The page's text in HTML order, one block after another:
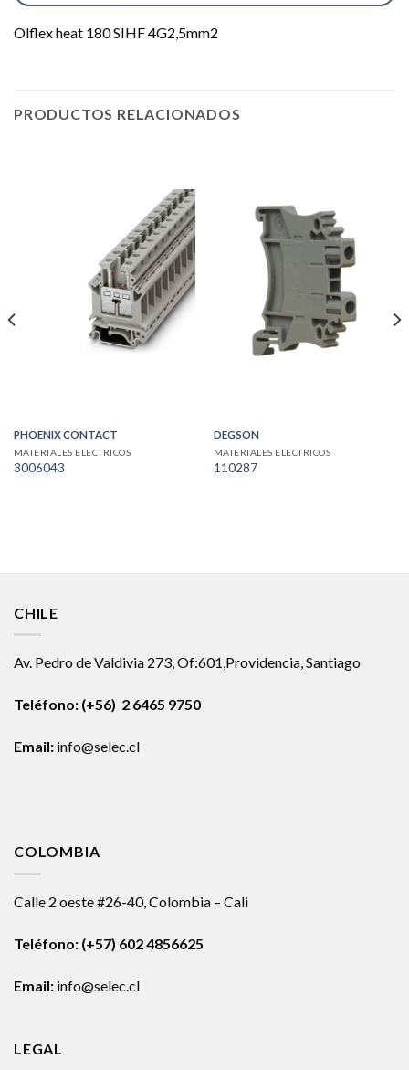
Olflex heat 180 SIHF 4G2,5mm2
PRODUCTOS RELACIONADOS
PHOENIX CONTACT
MATERIALES ELECTRICOS
3006043
DEGSON
MATERIALES ELECTRICOS
110287
CHILE
Av. Pedro de Valdivia 273, Of:601,Providencia, Santiago
Teléfono: (+56) 2 6465 9750
Email: info@selec.cl
COLOMBIA
Calle 2 oeste #26-40, Colombia – Cali
Teléfono: (+57) 602 4856625
Email: info@selec.cl
LEGAL